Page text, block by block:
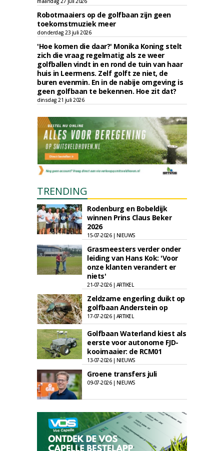
Robotmaaiers op de golfbaan zijn geen
toekomstmuziek meer
donderdag 23 juli 2026
'Hoe komen die daar?' Monika Koning stelt
zich die vraag regelmatig als ze weer
golfballen vindt in en rond de tuin van haar
huis in Leermens. Zelf golft ze niet, de
buren evenmin. En in de nabije omgeving is
geen golfbaan te bekennen. Hoe zit dat?
dinsdag 21 juli 2026
TRENDING
Rodenburg en Bobeldijk
winnen Prins Claus Beker
2026
15-07-2026 | NIEUWS
Grasmeesters verder onder
leiding van Hans Kok: 'Voor
onze klanten verandert er
niets'
21-07-2026 | ARTIKEL
Zeldzame engerling duikt op
golfbaan Anderstein op
17-07-2026 | ARTIKEL
Golfbaan Waterland kiest als
eerste voor autonome FJD-
kooimaaier: de RCM01
13-07-2026 | NIEUWS
Groene transfers juli
09-07-2026 | NIEUWS